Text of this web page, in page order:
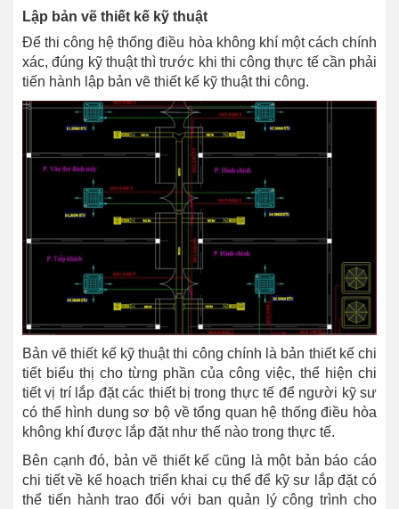
Lập bản vẽ thiết kế kỹ thuật
Để thi công hệ thống điều hòa không khí một cách chính
xác, đúng kỹ thuật thì trước khi thi công thực tế cần phải
tiến hành lập bản vẽ thiết kế kỹ thuật thi công.
Bản vẽ thiết kế kỹ thuật thi công chính là bản thiết kế chi
tiết biểu thị cho từng phần của công việc, thể hiện chi
tiết vị trí lắp đặt các thiết bị trong thực tế để người kỹ sư
có thể hình dung sơ bộ về tổng quan hệ thống điều hòa
không khí được lắp đặt như thế nào trong thực tế.
Bên cạnh đó, bản vẽ thiết kế cũng là một bản báo cáo
chi tiết về kế hoạch triển khai cụ thể để kỹ sư lắp đặt có
thể tiến hành trao đổi với ban quản lý công trình cho